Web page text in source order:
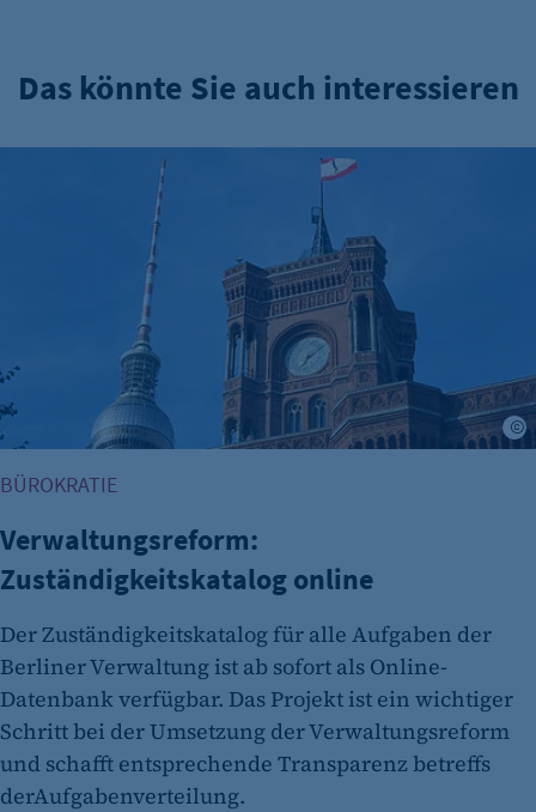
Das könnte Sie auch interessieren
Verwaltungsreform: Zuständigkeitskatalog online
BÜROKRATIE
Verwaltungsreform:
Zuständigkeitskatalog online
Der Zuständigkeitskatalog für alle Aufgaben der
Berliner Verwaltung ist ab sofort als Online-
Datenbank verfügbar. Das Projekt ist ein wichtiger
Schritt bei der Umsetzung der Verwaltungsreform
und schafft entsprechende Transparenz betreffs
derAufgabenverteilung.